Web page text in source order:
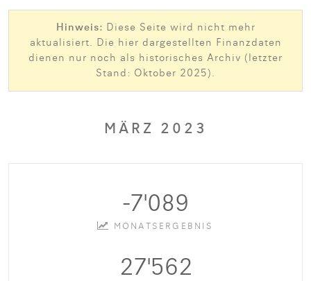
Hinweis: Diese Seite wird nicht mehr
aktualisiert. Die hier dargestellten Finanzdaten
dienen nur noch als historisches Archiv (letzter
Stand: Oktober 2025).
MÄRZ 2023
-7'089
MONATSERGEBNIS
27'562